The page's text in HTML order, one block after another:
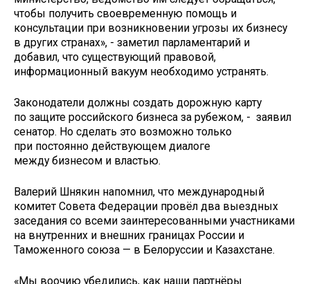
чтобы получить своевременную помощь и
консультации при возникновении угрозы их бизнесу
в других странах», - заметил парламентарий и
добавил, что существующий правовой,
информационный вакуум необходимо устранять.
Законодатели должны создать дорожную карту
по защите российского бизнеса за рубежом, - заявил
сенатор. Но сделать это возможно только
при постоянно действующем диалоге
между бизнесом и властью.
Валерий Шнякин напомнил, что международный
комитет Совета Федерации провёл два выездных
заседания со всеми заинтересованными участниками
на внутренних и внешних границах России и
Таможенного союза — в Белоруссии и Казахстане.
«Мы воочию убедились, как наши партнёры